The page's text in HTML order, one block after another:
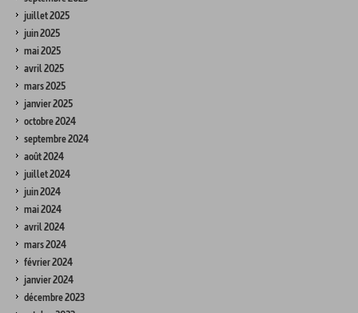
juillet 2025
juin 2025
mai 2025
avril 2025
mars 2025
janvier 2025
octobre 2024
septembre 2024
août 2024
juillet 2024
juin 2024
mai 2024
avril 2024
mars 2024
février 2024
janvier 2024
décembre 2023